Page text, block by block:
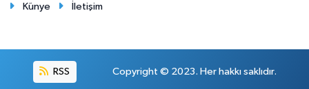
Künye İletişim
RSS Copyright © 2023. Her hakkı saklıdır.